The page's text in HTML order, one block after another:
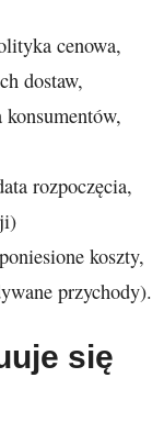
cenowa,
dostaw,
rozpoczęcia,
koszty,
przychody).
się